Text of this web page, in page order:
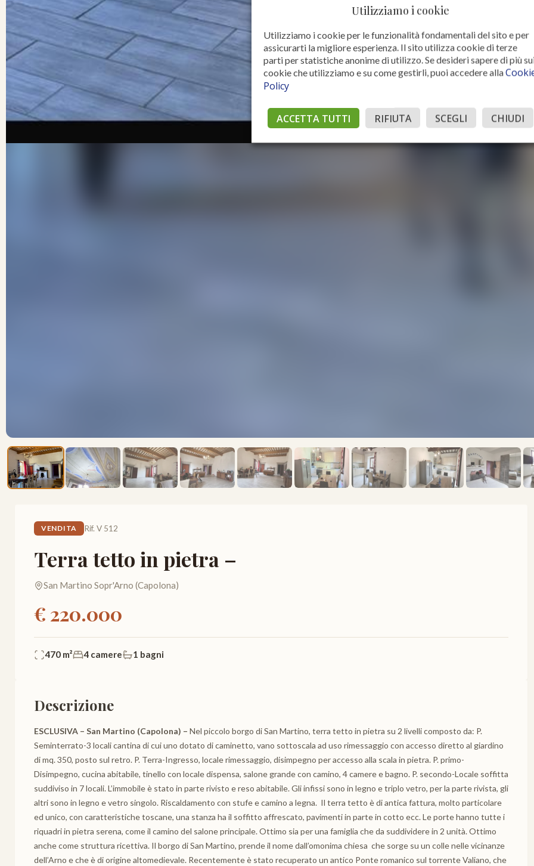
VENDITA Rif. V 512
Terra tetto in pietra –
San Martino Sopr'Arno (Capolona)
€ 220.000
470 m² 4 camere 1 bagni
Descrizione
ESCLUSIVA – San Martino (Capolona) – Nel piccolo borgo di San Martino, terra tetto in pietra su 2 livelli composto da: P.
Seminterrato-3 locali cantina di cui uno dotato di caminetto, vano sottoscala ad uso rimessaggio con accesso diretto al giardino
di mq. 350, posto sul retro. P. Terra-Ingresso, locale rimessaggio, disimpegno per accesso alla scala in pietra. P. primo-
Disimpegno, cucina abitabile, tinello con locale dispensa, salone grande con camino, 4 camere e bagno. P. secondo-Locale soffitta
suddiviso in 7 locali. L’immobile è stato in parte rivisto e reso abitabile. Gli infissi sono in legno e triplo vetro, per la parte rivista, gli
altri sono in legno e vetro singolo. Riscaldamento con stufe e camino a legna. Il terra tetto è di antica fattura, molto particolare
ed unico, con caratteristiche toscane, una stanza ha il soffitto affrescato, pavimenti in parte in cotto ecc. Le porte hanno tutte i
riquadri in pietra serena, come il camino del salone principale. Ottimo sia per una famiglia che da suddividere in 2 unità. Ottimo
anche come struttura ricettiva. Il borgo di San Martino, prende il nome dall’omonima chiesa che sorge su un colle nelle vicinanze
dell’Arno e che è di origine altomedievale. Recentemente è stato recuperato un antico Ponte romanico sul torrente Valiano, che
Utilizziamo i cookie
Utilizziamo i cookie per le funzionalità fondamentali del sito e per
assicurarti la migliore esperienza. Il sito utilizza cookie di terze
parti per statistiche anonime di utilizzo. Se desideri sapere di più
cookie che utilizziamo e su come gestirli, puoi accedere alla
Policy
ACCETTA TUTTI RIFIUTA SCEGLI CHIUDI